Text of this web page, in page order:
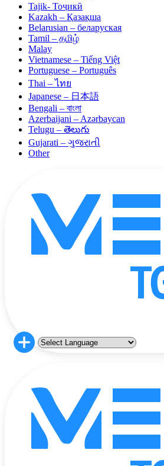
Tajik- Тоҷикӣ
Kazakh – Қазақша
Belarusian – беларуская
Tamil – தமிழ்
Malay
Vietnamese – Tiếng Việt
Portuguese – Português
Thai – ไทย
Japanese – 日本語
Bengali – বাংলা
Azerbaijani – Azərbaycan
Telugu – తెలుగు
Gujarati – ગુજરાતી
Other